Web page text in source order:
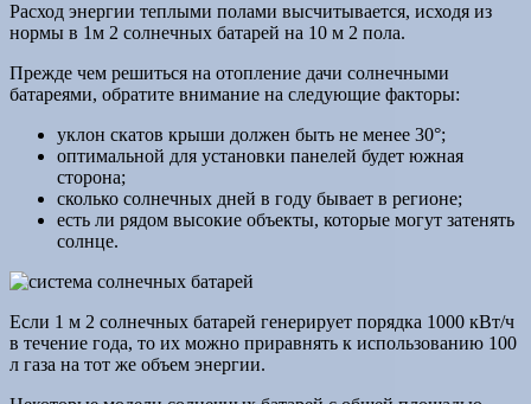
Расход энергии теплыми полами высчитывается, исходя из
нормы в 1м 2 солнечных батарей на 10 м 2 пола.
Прежде чем решиться на отопление дачи солнечными
батареями, обратите внимание на следующие факторы:
уклон скатов крыши должен быть не менее 30°;
оптимальной для установки панелей будет южная
сторона;
сколько солнечных дней в году бывает в регионе;
есть ли рядом высокие объекты, которые могут затенять
солнце.
Если 1 м 2 солнечных батарей генерирует порядка 1000 кВт/ч
в течение года, то их можно приравнять к использованию 100
л газа на тот же объем энергии.